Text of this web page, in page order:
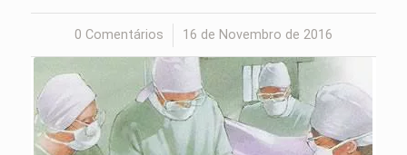
0 Comentários
/ 16 de Novembro de 2016